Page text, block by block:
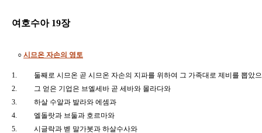
여호수아 19장
○ 시므온 자손의 영토
1.
둘째로 시므온 곧 시므온 자손의 지파를 위하여 그 가족대로 제비를 뽑
2.
그 얻은 기업은 브엘세바 곧 세바와 몰라다와
3.
하살 수알과 발라와 에셈과
4.
엘돌랏과 브둘과 호르마와
5.
시글락과 벧 말가봇과 하살수사와